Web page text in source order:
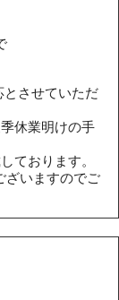
させていただ
休業明けの手
ております。
ざいますのでご